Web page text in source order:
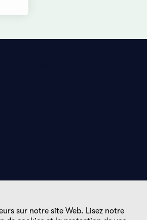
sur notre site Web. Lisez notre